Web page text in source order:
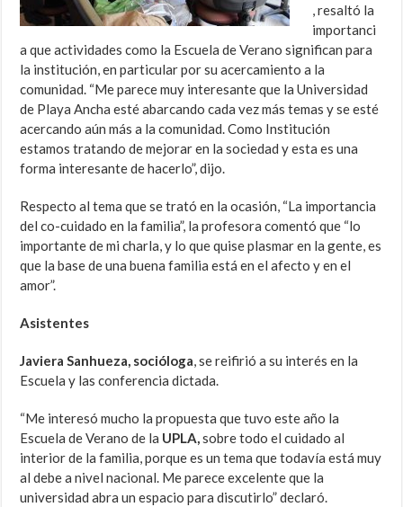
, resaltó la
importanci
a que actividades como la Escuela de Verano significan para
la institución, en particular por su acercamiento a la
comunidad. “Me parece muy interesante que la Universidad
de Playa Ancha esté abarcando cada vez más temas y se esté
acercando aún más a la comunidad. Como Institución
estamos tratando de mejorar en la sociedad y esta es una
forma interesante de hacerlo”, dijo.
Respecto al tema que se trató en la ocasión, “La importancia
del co-cuidado en la familia”, la profesora comentó que “lo
importante de mi charla, y lo que quise plasmar en la gente, es
que la base de una buena familia está en el afecto y en el
amor”.
Asistentes
Javiera Sanhueza, socióloga, se reifirió a su interés en la
Escuela y las conferencia dictada.
“Me interesó mucho la propuesta que tuvo este año la
Escuela de Verano de la UPLA,sobre todo el cuidado al
interior de la familia, porque es un tema que todavía está muy
al debe a nivel nacional. Me parece excelente que la
universidad abra un espacio para discutirlo” declaró.